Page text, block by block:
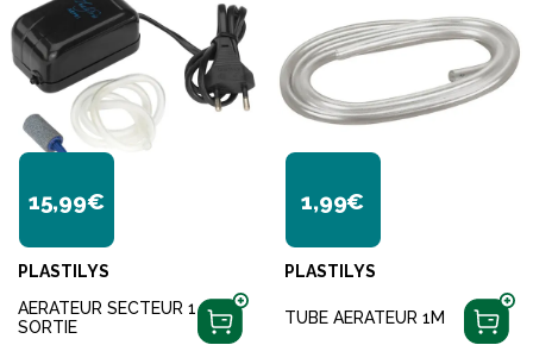
15,99€
PLASTILYS
AERATEUR SECTEUR 1
SORTIE
1,99€
PLASTILYS
TUBE AERATEUR 1M